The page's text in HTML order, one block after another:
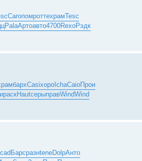
CaroпомроттехрамTesc
PalaАртоавто4700RexoРэдк
бархCasiхороIchaCaioПрои
раскHautсерыправWindWind
БарсразнteneDolpАнто